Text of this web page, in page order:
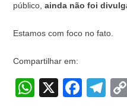
público, ainda não foi
Estamos com foco no fato.
Compartilhar em:
W
X
F
T